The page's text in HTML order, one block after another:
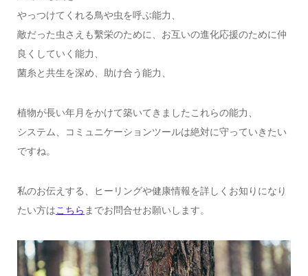
やっつけてくれる鳥や虫を呼ぶ能力、
敵だった虫さえも繫栄のために、お互いの進化応援のために仲
良くしていく能力、
菌糸と共生を深め、助け合う能力、
植物が長い年月をかけて築いてきましたこれらの能力、
システム、コミュニケーションツールは絶対に守っていきたい
ですね。
私のお伝えする、ヒーリングや健康情報を詳しくお知りになり
たい方はこちら までお問合せお願いします。